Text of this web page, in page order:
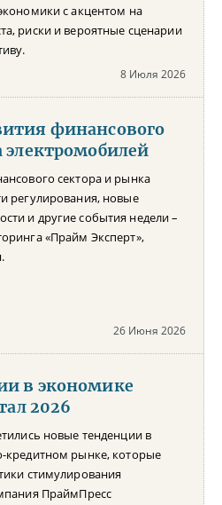
с акцентом на
риски и вероятные сценарии
8 Июля 2026
финансового
электромобилей
сектора и рынка
регулирования, новые
и другие события недели –
«Прайм Эксперт»,
26 Июня 2026
в экономике
2026
новые тенденции в
кредитном рынке, которые
стимулирования
ПраймПресс